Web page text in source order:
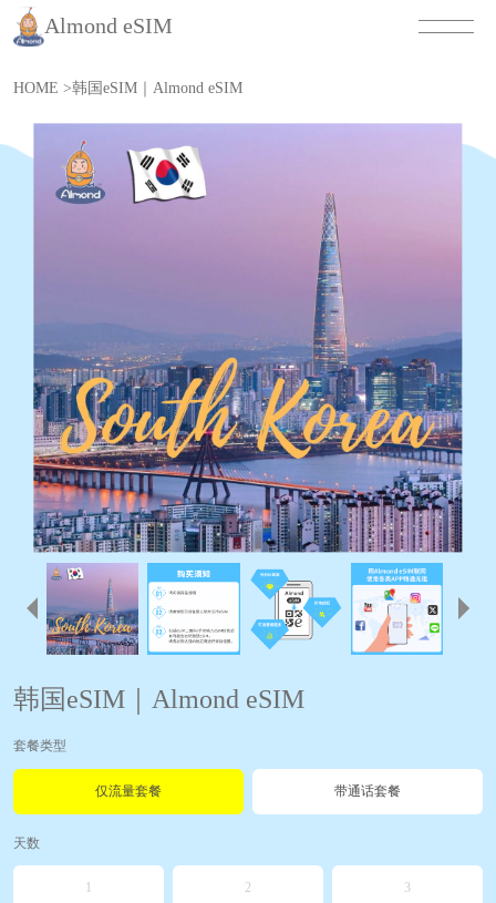
Almond eSIM
HOME >韩国eSIM｜Almond eSIM
韩国eSIM｜Almond eSIM
套餐类型
仅流量套餐 带通话套餐
天数
1 2 3